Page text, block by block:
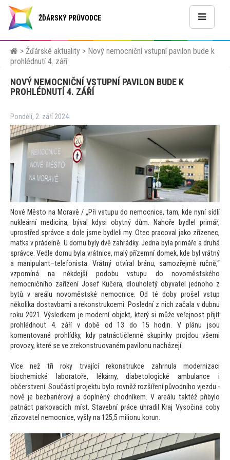
ŽĎÁRSKÝ PRŮVODCE
> Žďárské aktuality > Nový nemocniční vstupní pavilon bude k
prohlédnutí 4. září
NOVÝ NEMOCNIČNÍ VSTUPNÍ PAVILON BUDE K
PROHLÉDNUTÍ 4. ZÁŘÍ
Pondělí, 2. září 2024
Nové Město na Moravě / „Při vstupu do nemocnice, tam, kde nyní sídlí
nukleární medicína, býval kdysi obytný dům. Nahoře bydlel primář,
uprostřed správce a dole jsme bydleli my. Otec pracoval jako zřízenec,
matka v prádelně. U domu byly dvě zahrádky. Jedna byla primáře a druhá
správce. Vedle domu byla vrátnice, malý přízemní domek, kde byl vrátný
a manipulant–telefonista. Vrátný otvíral bránu, samozřejmě ručně,“
vzpomíná na někdejší podobu vstupu do novoměstského
nemocničního zařízení Josef Kučera, dlouholetý obyvatel jednoho z
bytů v areálu novoměstské nemocnice. Od té doby prošel vstup
několika dostavbami a rekonstrukcemi. Poslední z nich začala v dubnu
roku 2021. Výsledkem je moderní objekt, který si může veřejnost přijít
prohlédnout 4. září v době od 13 do 15 hodin. V plánu jsou
komentované prohlídky, kdy patnáctičlenné skupinky projdou všemi
provozy, které se ve zrekonstruovaném pavilonu nacházejí.
Více než tři roky trvající rekonstrukce zahrnula modernizaci
biochemické laboratoře, lékárny, diabetologické ambulance i
občerstvení. Součástí projektu bylo rovněž rozšíření původního vjezdu -
nově je bezbariérový a doplněný chodníkem. V areálu taktéž přibylo
patnáct parkovacích míst. Stavební práce uhradil Kraj Vysočina coby
zřizovatel nemocnice, vyšly na 125,5 milionu korun.